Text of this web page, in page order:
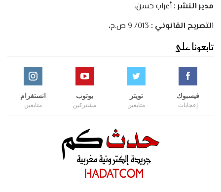
مدير النشر :أعراب حسن،
التصريح القانوني :
تابعونا على
فيسبوك
إعجابات
تويتر
متابعين
يوتوب
مشتركين
انستغرام
متابعين